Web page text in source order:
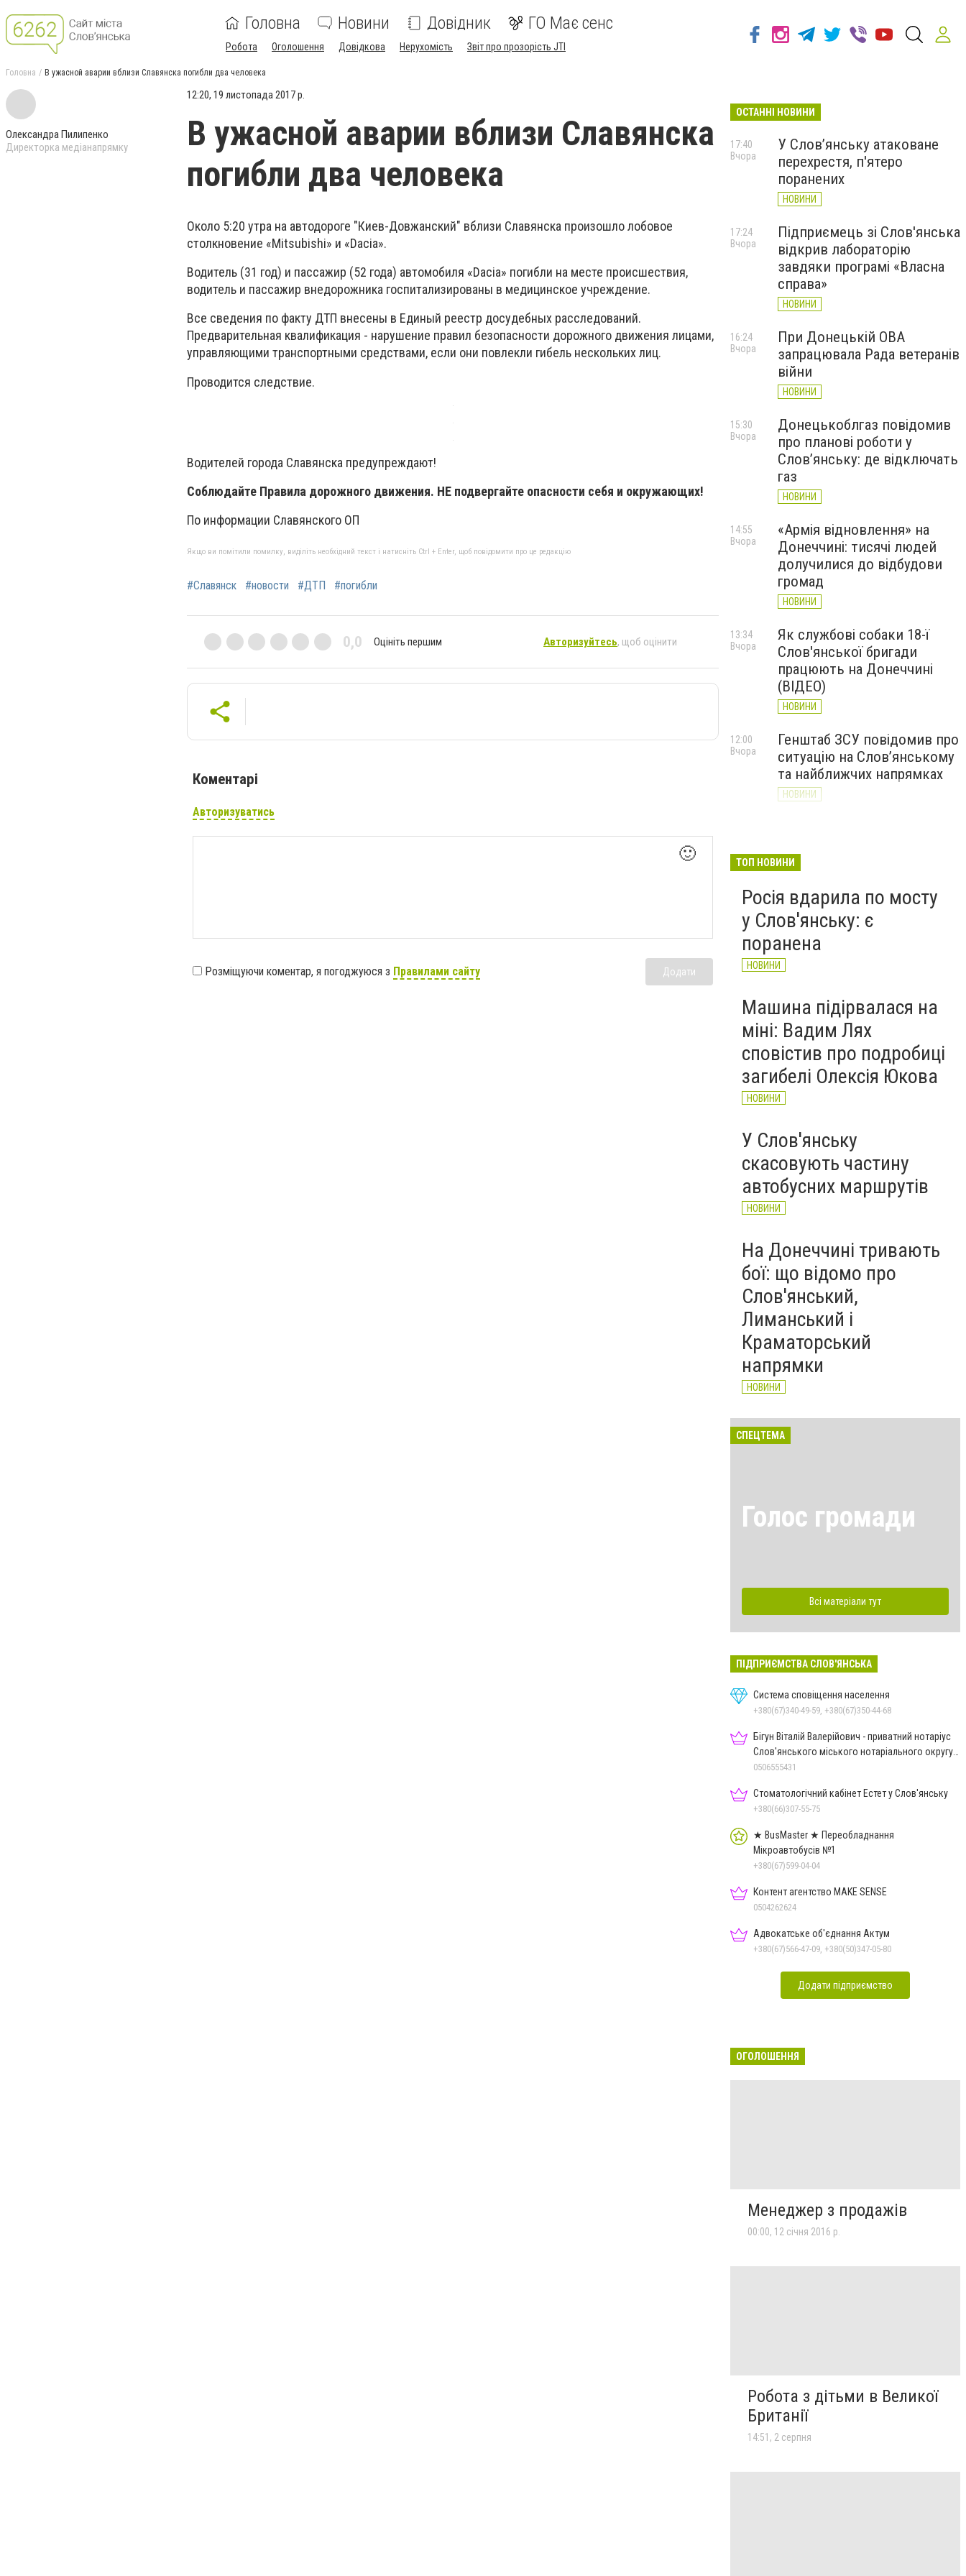
Головна Новини Довідник ГО Має сенс
Робота Оголошення Довідкова Нерухомість Звіт про прозорість JTI
Головна В ужасной аварии вблизи Славянска погибли два человека
Олександра Пилипенко
Директорка медіанапрямку
12:20, 19 листопада 2017 р.
В ужасной аварии вблизи Славянска
погибли два человека
Около 5:20 утра на автодороге "Киев-Довжанский" вблизи Славянска произошло лобовое
столкновение «Mitsubishi» и «Dacia».
Водитель (31 год) и пассажир (52 года) автомобиля «Dacia» погибли на месте происшествия,
водитель и пассажир внедорожника госпитализированы в медицинское учреждение.
Все сведения по факту ДТП внесены в Единый реестр досудебных расследований.
Предварительная квалификация - нарушение правил безопасности дорожного движения лицами,
управляющими транспортными средствами, если они повлекли гибель нескольких лиц.
Проводится следствие.
Водителей города Славянска предупреждают!
Соблюдайте Правила дорожного движения. НЕ подвергайте опасности себя и окружающих!
По информации Славянского ОП
Якщо ви помітили помилку, виділіть необхідний текст і натисніть Ctrl + Enter, щоб повідомити про це редакцію
#Славянск #новости #ДТП #погибли
0,0 Оцініть першим Авторизуйтесь, щоб оцінити
Коментарі
Авторизуватись
🙂
Розміщуючи коментар, я погоджуюся з Правилами сайту Додати
ОСТАННІ НОВИНИ
У Слов’янську атаковане
перехрестя, п'ятеро
поранених
НОВИНИ
17:40
Вчора
Підприємець зі Слов'янська
відкрив лабораторію
завдяки програмі «Власна
справа»
НОВИНИ
17:24
Вчора
При Донецькій ОВА
запрацювала Рада ветеранів
війни
НОВИНИ
16:24
Вчора
Донецькоблгаз повідомив
про планові роботи у
Слов’янську: де відключать
газ
НОВИНИ
15:30
Вчора
«Армія відновлення» на
Донеччині: тисячі людей
долучилися до відбудови
громад
НОВИНИ
14:55
Вчора
Як службові собаки 18-ї
Слов'янської бригади
працюють на Донеччині
(ВІДЕО)
НОВИНИ
13:34
Вчора
Генштаб ЗСУ повідомив про
ситуацію на Слов’янському
та найближчих напрямках
НОВИНИ
12:00
Вчора
великої війни: 7 серпня
ТОП НОВИНИ
Росія вдарила по мосту
у Слов'янську: є
поранена
НОВИНИ
Машина підірвалася на
міні: Вадим Лях
сповістив про подробиці
загибелі Олексія Юкова
НОВИНИ
У Слов'янську
скасовують частину
автобусних маршрутів
НОВИНИ
На Донеччині тривають
бої: що відомо про
Слов'янський,
Лиманський і
Краматорський
напрямки
НОВИНИ
СПЕЦТЕМА
Голос громади
Всі матеріали тут
ПІДПРИЄМСТВА СЛОВ'ЯНСЬКА
Система сповіщення населення
+380(67)340-49-59, +380(67)350-44-68
Бігун Віталій Валерійович - приватний нотаріус
Слов'янського міського нотаріального округу
Дон.обл.
0506555431
Стоматологічний кабінет Естет у Слов'янську
+380(66)307-55-75
★ BusMaster ★ Переобладнання
Мікроавтобусів №1
+380(67)599-04-04
Контент агентство MAKE SENSE
0504262624
Адвокатське об'єднання Актум
+380(67)566-47-09, +380(50)347-05-80
Додати підприємство
ОГОЛОШЕННЯ
Менеджер з продажів
00:00, 12 січня 2016 р.
Робота з дітьми в Великої
Британії
14:51, 2 серпня